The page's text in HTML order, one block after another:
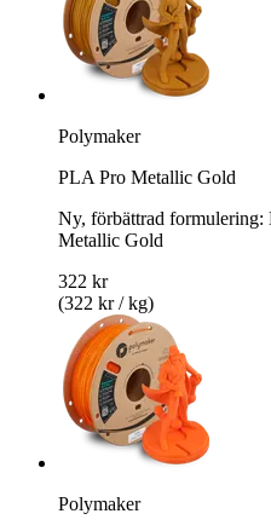
Polymaker
PLA Pro Metallic Gold
Ny, förbättrad formulering:
Metallic Gold
322 kr
(322 kr / kg)
Polymaker